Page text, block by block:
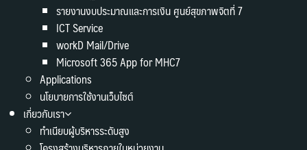
รายงานงบประมาณและการเงิน ศูนย์สุขภาพจิตที่ 7
ICT Service
workD Mail/Drive
Microsoft 365 App for MHC7
Applications
นโยบายการใช้งานเว็บไซต์
เกี่ยวกับเรา
ทำเนียบผู้บริหารระดับสูง